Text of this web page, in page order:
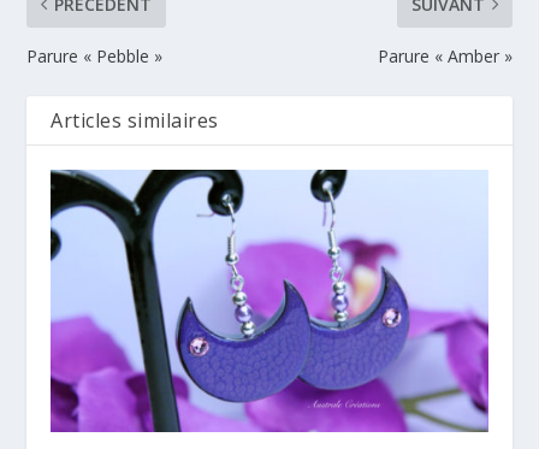
Parure « Pebble » Parure « Amber »
Articles similaires